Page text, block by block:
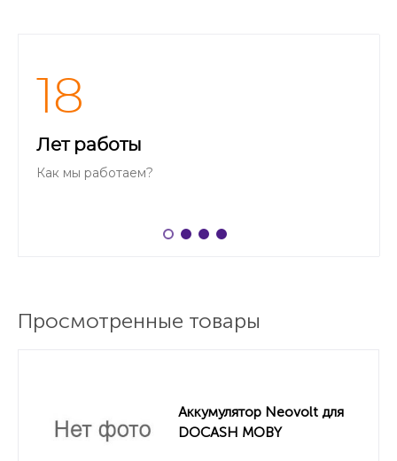
18
Лет работы
Как мы работаем?
Просмотренные товары
Аккумулятор Neovolt для
DOCASH MOBY